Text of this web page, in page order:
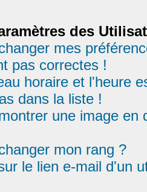
des
mes
pas correctes !
horaire et l'heure
dans la liste !
une image
mon rang ?
le lien e-mail d'un